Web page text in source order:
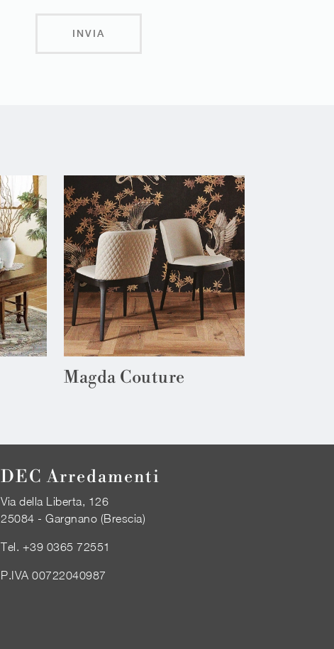
INVIA
Magda Couture
DEC Arredamenti
Via della Liberta, 126
25084 - Gargnano (Brescia)
Tel. +39 0365 72551
P.IVA 00722040987